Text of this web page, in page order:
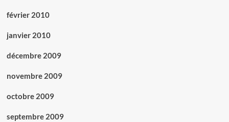
février 2010
janvier 2010
décembre 2009
novembre 2009
octobre 2009
septembre 2009